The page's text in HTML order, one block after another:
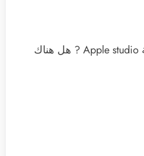
ماذا عن شاشة Apple studio ? هل هناك